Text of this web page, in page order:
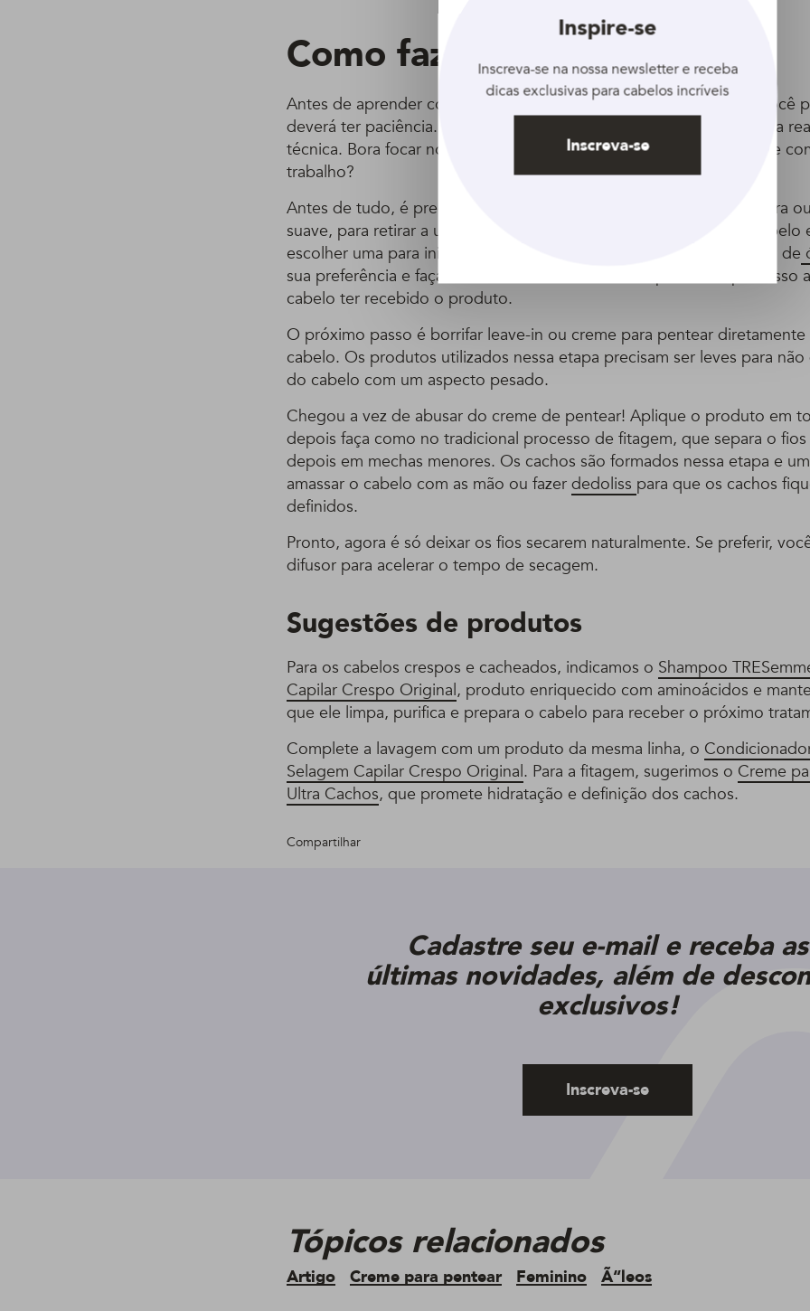
Como fazer?
Antes de aprender como fazer a fitagem estruturada de sucesso, você
deverá ter paciência. Esse, talvez, seja o item mais importante para a
técnica. Bora focar no efeito incrível que ela deixará no seu cabelo e
trabalho?
Antes de tudo, é preciso lavar os fios e usar uma toalha de microfibra
suave, para retirar a umidade dos fios. Feito isso, basta dividir o cabelo
escolher uma para iniciar o processo de fitagem. Aplique um pouco de
sua preferência e faça o enluvamento da mecha, repetindo o processo
cabelo ter recebido o produto.
O próximo passo é borrifar leave-in ou creme para pentear diretamente
cabelo. Os produtos utilizados nessa etapa precisam ser leves para não
do cabelo com um aspecto pesado.
Chegou a vez de abusar do creme de pentear! Aplique o produto em
depois faça como no tradicional processo de fitagem, que separa o
depois em mechas menores. Os cachos são formados nessa etapa e
amassar o cabelo com as mão ou fazer dedoliss para que os cachos
definidos.
Pronto, agora é só deixar os fios secarem naturalmente. Se preferir,
difusor para acelerar o tempo de secagem.
Sugestões de produtos
Para os cabelos crespos e cacheados, indicamos o Shampoo
Capilar Crespo Original, produto enriquecido com aminoácidos e
que ele limpa, purifica e prepara o cabelo para receber o próximo
Complete a lavagem com um produto da mesma linha, o
Selagem Capilar Crespo Original. Para a fitagem, sugerimos o Creme
Ultra Cachos, que promete hidratação e definição dos cachos.
Compartilhar
Cadastre seu e-mail e receba as
últimas novidades, além de
exclusivos!
Inscreva-se
Tópicos relacionados
Artigo Creme para pentear Feminino Ã“leos
Inspire-se
Inscreva-se na nossa newsletter e receba
dicas exclusivas para cabelos incríveis
Inscreva-se